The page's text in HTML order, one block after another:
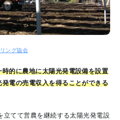
ング協会
的に農地に太陽光発電設備を設置
電の売電収入を得ることができる
立てて営農を継続する太陽光発電設